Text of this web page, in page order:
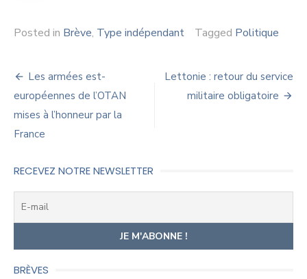
Posted in Brève, Type indépendant Tagged Politique
Navigation
de
l’article
Les armées est-
européennes de l’OTAN
mises à l’honneur par la
France
Lettonie : retour du service
militaire obligatoire
RECEVEZ NOTRE NEWSLETTER
BRÈVES